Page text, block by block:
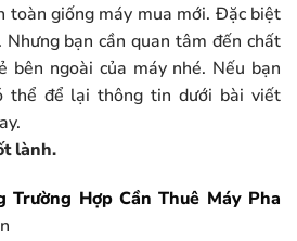
toàn giống máy mua mới. Đặc biệt
Nhưng bạn cần quan tâm đến chất
bên ngoài của máy nhé. Nếu bạn
thể để lại thông tin dưới bài viết
lành.
Trường Hợp Cần Thuê Máy Pha